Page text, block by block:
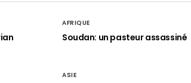
AFRIQUE
Soudan: un pasteur assassiné
ASIE